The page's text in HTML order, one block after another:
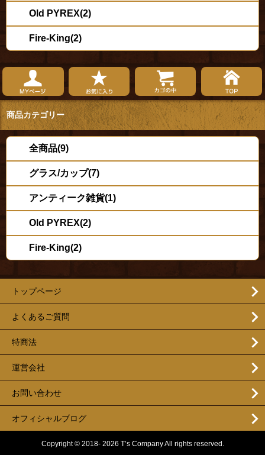
Old PYREX(2)
Fire-King(2)
商品カテゴリー
全商品(9)
グラス/カップ(7)
アンティーク雑貨(1)
Old PYREX(2)
Fire-King(2)
トップページ
よくあるご質問
特商法
運営会社
お問い合わせ
オフィシャルブログ
Copyright © 2018- 2026 T’s Company All rights reserved.